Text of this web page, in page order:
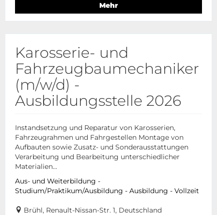
Mehr
Karosserie- und
Fahrzeugbaumechaniker
(m/w/d) -
Ausbildungsstelle 2026
Instandsetzung und Reparatur von Karosserien,
Fahrzeugrahmen und Fahrgestellen Montage von
Aufbauten sowie Zusatz- und Sonderausstattungen
Verarbeitung und Bearbeitung unterschiedlicher
Materialien...
Aus- und Weiterbildung -
Studium/Praktikum/Ausbildung - Ausbildung - Vollzeit
Brühl, Renault-Nissan-Str. 1, Deutschland